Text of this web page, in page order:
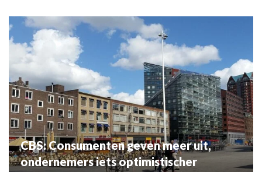
CBS: Consumenten geven meer uit,
ondernemers iets optimistischer